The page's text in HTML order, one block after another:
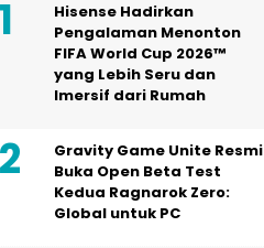
Hisense Hadirkan
Pengalaman Menonton
FIFA World Cup 2026™
yang Lebih Seru dan
Imersif dari Rumah
Gravity Game Unite Resmi
Buka Open Beta Test
Kedua Ragnarok Zero:
Global untuk PC